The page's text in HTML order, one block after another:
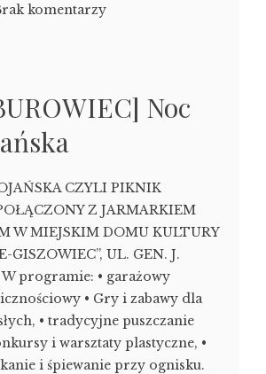
komentarzy
Noc
CZYLI PIKNIK
Z JARMARKIEM
W MIEJSKIM DOMU KULTURY
GISZOWIEC”, UL. GEN. J.
programie: • garażowy
• Gry i zabawy dla
• tradycyjne puszczanie
i warsztaty plastyczne, •
i śpiewanie przy ognisku.